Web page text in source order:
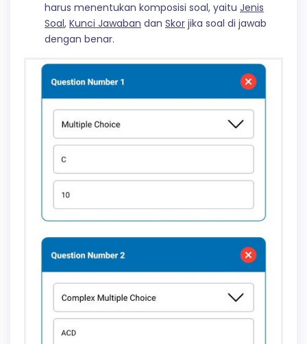
harus menentukan komposisi soal, yaitu Jenis
Soal, Kunci Jawaban dan Skor jika soal di jawab
dengan benar.